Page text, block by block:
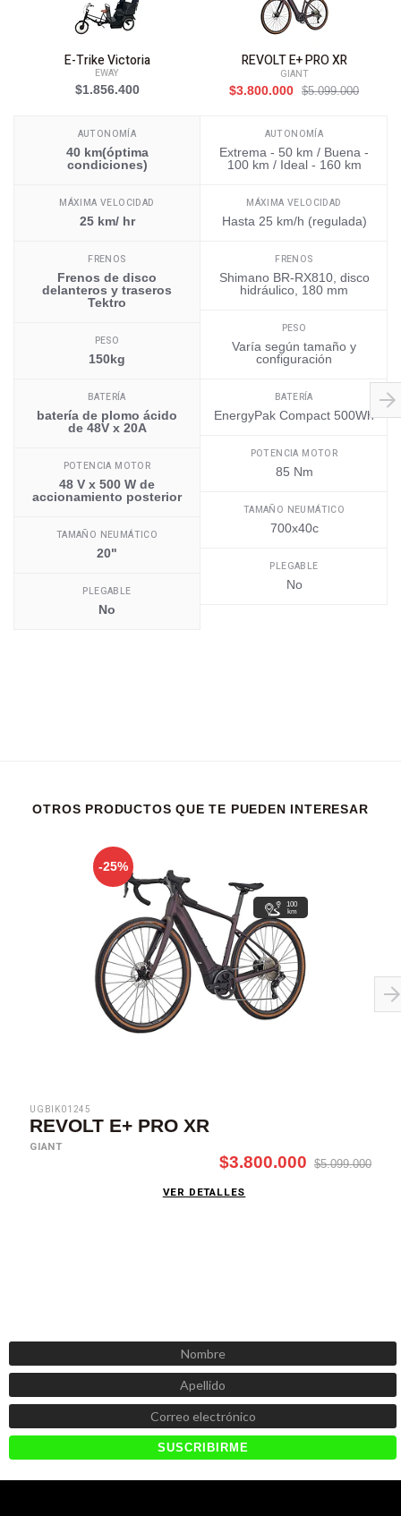
E-Trike Victoria
EWAY
$1.856.400
AUTONOMÍA
40 km(óptima
condiciones)
MÁXIMA VELOCIDAD
25 km/ hr
FRENOS
Frenos de disco
delanteros y traseros
Tektro
PESO
150kg
BATERÍA
batería de plomo ácido
de 48V x 20A
POTENCIA MOTOR
48 V x 500 W de
accionamiento posterior
TAMAÑO NEUMÁTICO
20"
PLEGABLE
No
REVOLT E+ PRO XR
GIANT
$3.800.000
$5.099.000
AUTONOMÍA
Extrema - 50 km / Buena -
100 km / Ideal - 160 km
MÁXIMA VELOCIDAD
Hasta 25 km/h (regulada)
FRENOS
Shimano BR-RX810, disco
hidráulico, 180 mm
PESO
Varía según tamaño y
configuración
BATERÍA
EnergyPak Compact 500Wh
POTENCIA MOTOR
85 Nm
TAMAÑO NEUMÁTICO
700x40c
PLEGABLE
No
OTROS PRODUCTOS QUE TE PUEDEN INTERESAR
-25%
100
km
UGBIK01245
REVOLT E+ PRO XR
GIANT
$3.800.000 $5.099.000
VER DETALLES